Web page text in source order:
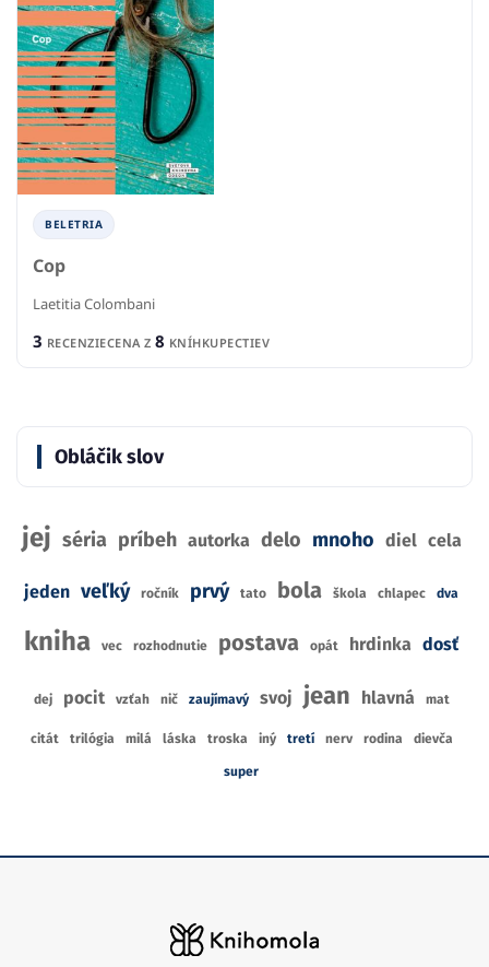
BELETRIA
Cop
Laetitia Colombani
3 RECENZIECENA Z 8 KNÍHKUPECTIEV
Obláčik slov
jej séria príbeh autorka delo mnoho diel cela
jeden veľký ročník prvý tato bola škola chlapec dva
kniha vec rozhodnutie postava opát hrdinka dosť
dej pocit vzťah nič zaujímavý svoj jean hlavná mat
citát trilógia milá láska troska iný tretí nerv rodina dievča
super